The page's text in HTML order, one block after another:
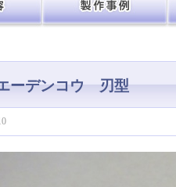
ーデンコウ 刃型